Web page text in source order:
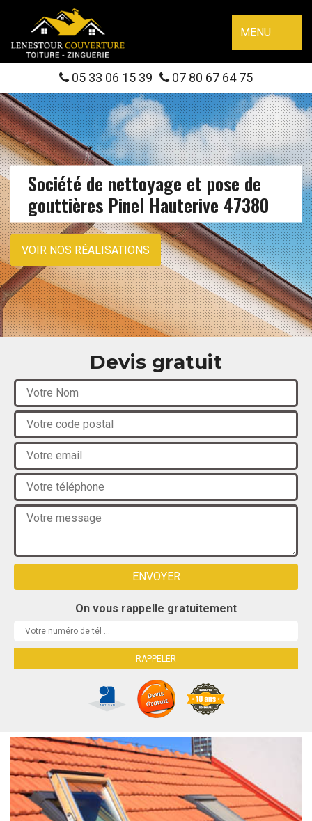
MENU
05 33 06 15 39 07 80 67 64 75
Société de nettoyage et pose de
gouttières Pinel Hauterive 47380
VOIR NOS RÉALISATIONS
Devis gratuit
On vous rappelle gratuitement